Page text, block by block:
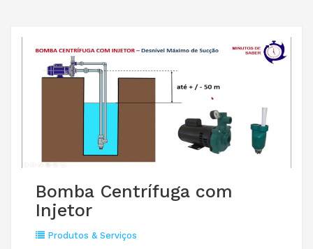
Bomba Centrífuga com
Injetor
Produtos & Serviços